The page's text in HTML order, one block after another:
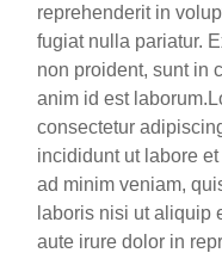
reprehenderit in
fugiat nulla pariatur.
non proident, sunt in
anim id est
consectetur
incididunt ut labore
ad minim veniam,
laboris nisi ut aliquip
aute irure dolor in